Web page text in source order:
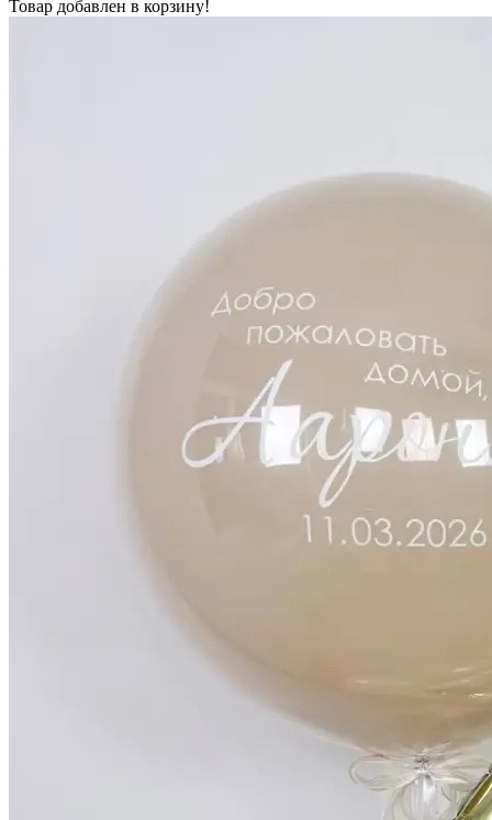
Товар добавлен в корзину!